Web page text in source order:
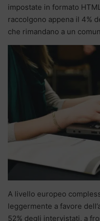
impostate in formato
raccolgono appena il 4%
che rimandano a un
A livello europeo
leggermente a favore
52% degli intervistati, a